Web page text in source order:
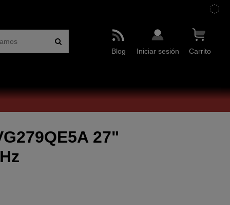
Blog Iniciar sesión Carrito
27"